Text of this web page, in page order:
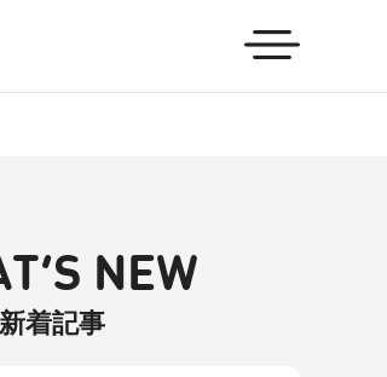
NEW
新着記事